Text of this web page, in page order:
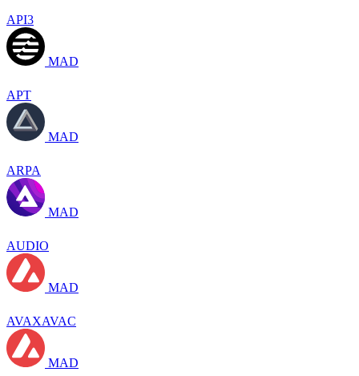
API3
MAD
APT
MAD
ARPA
MAD
AUDIO
MAD
AVAXAVAC
MAD